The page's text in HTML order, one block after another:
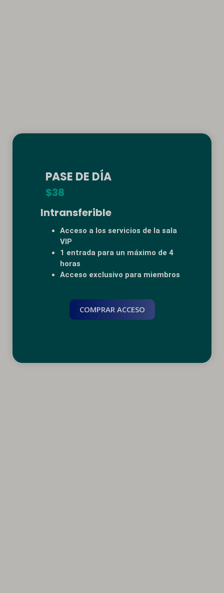
PASE DE DÍA
$38
Intransferible
Acceso a los servicios de la sala
VIP
1 entrada para un máximo de 4
horas
Acceso exclusivo para miembros
COMPRAR ACCESO